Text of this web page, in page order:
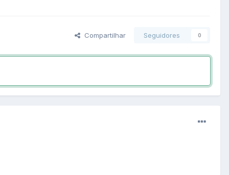
Compartilhar Seguidores 0